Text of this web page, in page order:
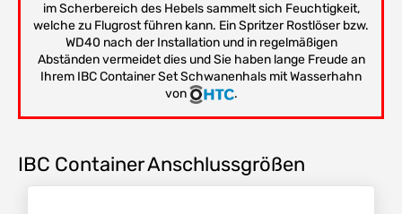
im Scherbereich des Hebels sammelt sich Feuchtigkeit,
welche zu Flugrost führen kann. Ein Spritzer Rostlöser bzw.
WD40 nach der Installation und in regelmäßigen
Abständen vermeidet dies und Sie haben lange Freude an
Ihrem IBC Container Set Schwanenhals mit Wasserhahn
von
.
IBC Container Anschlussgrößen